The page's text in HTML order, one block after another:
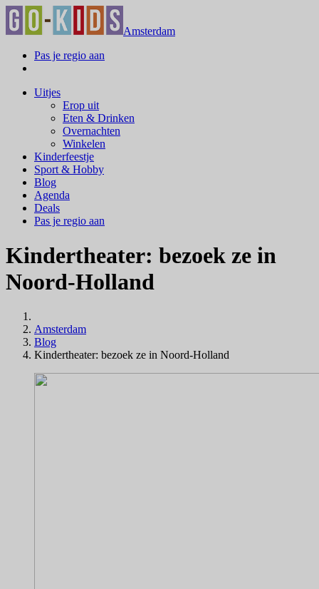
Amsterdam
Pas je regio aan
Uitjes
Erop uit
Eten & Drinken
Overnachten
Winkelen
Kinderfeestje
Sport & Hobby
Blog
Agenda
Deals
Pas je regio aan
Kindertheater: bezoek ze in
Noord-Holland
Amsterdam
Blog
Kindertheater: bezoek ze in Noord-Holland